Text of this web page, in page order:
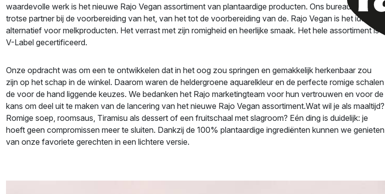
waardevolle werk is het nieuwe Rajo Vegan assortiment van plantaardige producten. Ons bureau was een
trotse partner bij de voorbereiding van het, van het tot de voorbereiding van de. Rajo Vegan is het ideale
alternatief voor melkproducten. Het verrast met zijn romigheid en heerlijke smaak. Het hele assortiment is
V-Label gecertificeerd.
Onze opdracht was om een te ontwikkelen dat in het oog zou springen en gemakkelijk herkenbaar zou
zijn op het schap in de winkel. Daarom waren de heldergroene aquarelkleur en de perfecte romige schalen
de voor de hand liggende keuzes. We bedanken het Rajo marketingteam voor hun vertrouwen en voor de
kans om deel uit te maken van de lancering van het nieuwe Rajo Vegan assortiment.Wat wil je als maaltijd?
Romige soep, roomsaus, Tiramisu als dessert of een fruitschaal met slagroom? Eén ding is duidelijk: je
hoeft geen compromissen meer te sluiten. Dankzij de 100% plantaardige ingrediënten kunnen we genieten
van onze favoriete gerechten in een lichtere versie.